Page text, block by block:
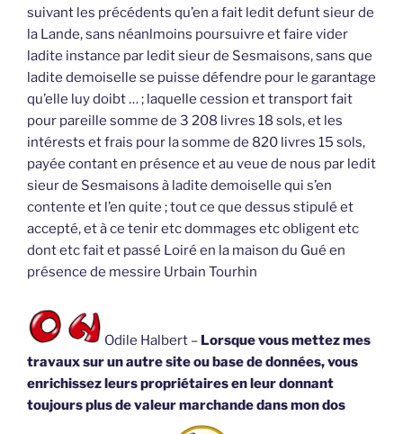
suivant les précédents qu’en a fait ledit defunt sieur de
la Lande, sans néanlmoins poursuivre et faire vider
ladite instance par ledit sieur de Sesmaisons, sans que
ladite demoiselle se puisse défendre pour le garantage
qu’elle luy doibt … ; laquelle cession et transport fait
pour pareille somme de 3 208 livres 18 sols, et les
intérests et frais pour la somme de 820 livres 15 sols,
payée contant en présence et au veue de nous par ledit
sieur de Sesmaisons à ladite demoiselle qui s’en
contente et l’en quite ; tout ce que dessus stipulé et
accepté, et à ce tenir etc dommages etc obligent etc
dont etc fait et passé Loiré en la maison du Gué en
présence de messire Urbain Tourhin
Odile Halbert – Lorsque vous mettez mes
travaux sur un autre site ou base de données, vous
enrichissez leurs propriétaires en leur donnant
toujours plus de valeur marchande dans mon dos